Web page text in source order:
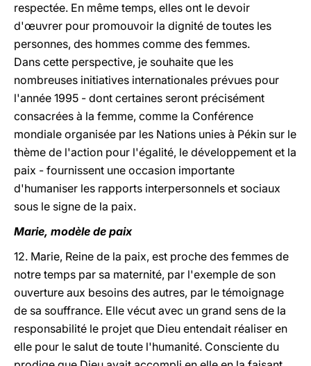
respectée. En même temps, elles ont le devoir
d'œuvrer pour promouvoir la dignité de toutes les
personnes, des hommes comme des femmes.
Dans cette perspective, je souhaite que les
nombreuses initiatives internationales prévues pour
l'année 1995 - dont certaines seront précisément
consacrées à la femme, comme la Conférence
mondiale organisée par les Nations unies à Pékin sur le
thème de l'action pour l'égalité, le développement et la
paix - fournissent une occasion importante
d'humaniser les rapports interpersonnels et sociaux
sous le signe de la paix.
Marie, modèle de paix
12. Marie, Reine de la paix, est proche des femmes de
notre temps par sa maternité, par l'exemple de son
ouverture aux besoins des autres, par le témoignage
de sa souffrance. Elle vécut avec un grand sens de la
responsabilité le projet que Dieu entendait réaliser en
elle pour le salut de toute l'humanité. Consciente du